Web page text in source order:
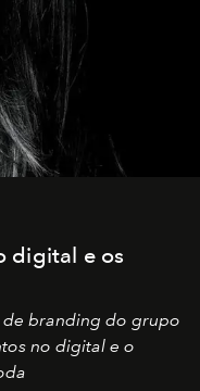
digital e os
branding do grupo
no digital e o